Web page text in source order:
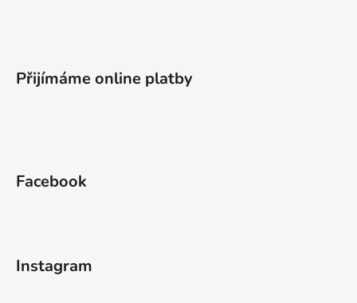
Přijímáme online platby
Facebook
Instagram